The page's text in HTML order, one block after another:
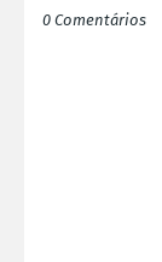
0 Comentários